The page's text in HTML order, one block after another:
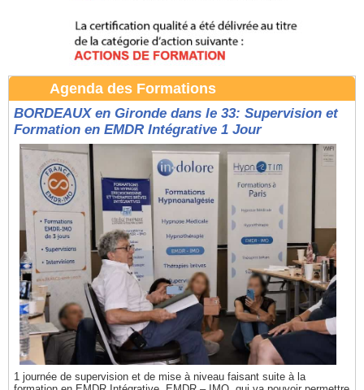
Agenda des Formations
BORDEAUX en Gironde dans le 33: Supervision et
Formation en EMDR Intégrative 1 Jour
1 journée de supervision et de mise à niveau faisant suite à la